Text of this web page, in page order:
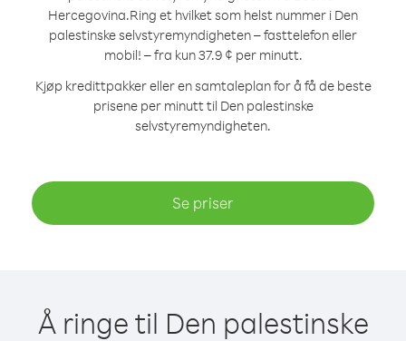
Hercegovina.Ring et hvilket som helst nummer i Den
palestinske selvstyremyndigheten – fasttelefon eller
mobil! – fra kun 37.9 ¢ per minutt.
Kjøp kredittpakker eller en samtaleplan for å få de beste
prisene per minutt til Den palestinske
selvstyremyndigheten.
Se priser
Å ringe til Den palestinske